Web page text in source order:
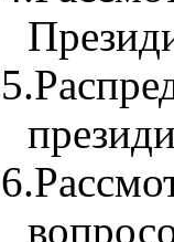
5.
6.